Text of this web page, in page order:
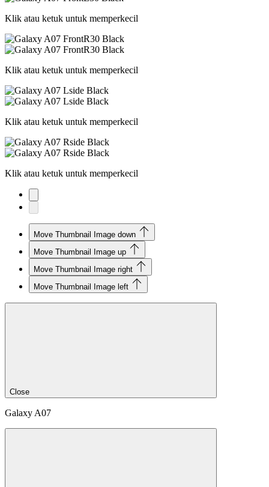
Klik atau ketuk untuk memperkecil
Klik atau ketuk untuk memperkecil
Klik atau ketuk untuk memperkecil
Klik atau ketuk untuk memperkecil
Move Thumbnail Image down
Move Thumbnail Image up
Move Thumbnail Image right
Move Thumbnail Image left
Close
Galaxy A07